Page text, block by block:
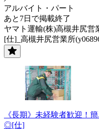
アルバイト・パート
あと7日で掲載終了
ヤマト運輸(株)高槻井尻営
[仕]_高槻井尻営業所
《長期》未経験者歓迎！
◎[仕]